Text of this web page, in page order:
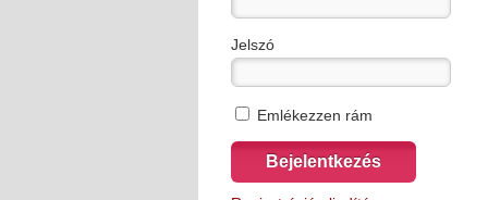
Jelszó
Emlékezzen rám